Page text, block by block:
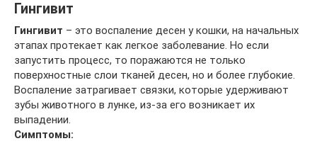
Гингивит
Гингивит – это воспаление десен у кошки, на начальных
этапах протекает как легкое заболевание. Но если
запустить процесс, то поражаются не только
поверхностные слои тканей десен, но и более глубокие.
Воспаление затрагивает связки, которые удерживают
зубы животного в лунке, из-за его возникает их
выпадении.
Симптомы: